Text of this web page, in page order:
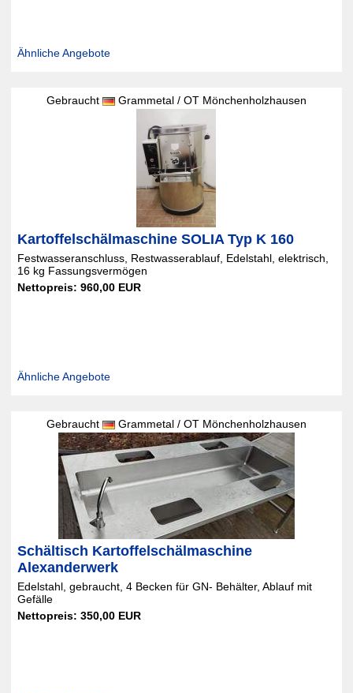
Ähnliche Angebote
Gebraucht Grammetal / OT Mönchenholzhausen
Kartoffelschälmaschine SOLIA Typ K 160
Festwasseranschluss, Restwasserablauf, Edelstahl, elektrisch,
16 kg Fassungsvermögen
Nettopreis: 960,00 EUR
Ähnliche Angebote
Gebraucht Grammetal / OT Mönchenholzhausen
Schältisch Kartoffelschälmaschine
Alexanderwerk
Edelstahl, gebraucht, 4 Becken für GN- Behälter, Ablauf mit
Gefälle
Nettopreis: 350,00 EUR